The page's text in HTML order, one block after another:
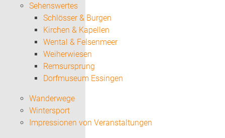
Sehenswertes
Schlösser & Burgen
Kirchen & Kapellen
Wental & Felsenmeer
Weiherwiesen
Remsursprung
Dorfmuseum Essingen
Wanderwege
Wintersport
Impressionen von Veranstaltungen